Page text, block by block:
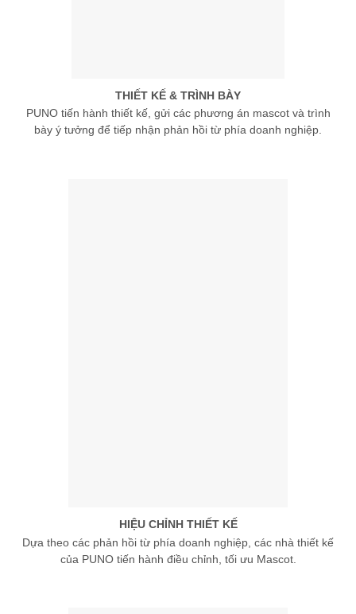
THIẾT KẾ & TRÌNH BÀY
PUNO tiến hành thiết kế, gửi các phương án mascot và trình
bày ý tưởng để tiếp nhận phản hồi từ phía doanh nghiệp.
HIỆU CHỈNH THIẾT KẾ
Dựa theo các phản hồi từ phía doanh nghiệp, các nhà thiết kế
của PUNO tiến hành điều chỉnh, tối ưu Mascot.